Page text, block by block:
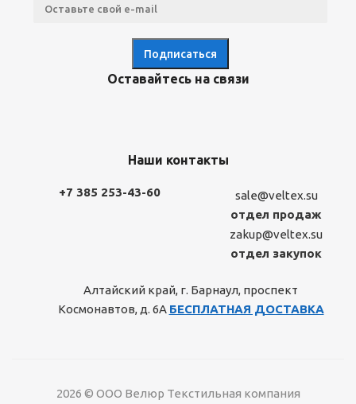
Оставайтесь на связи
Наши контакты
+7 385 253-43-60
sale@veltex.su
отдел продаж
zakup@veltex.su
отдел закупок
Алтайский край, г. Барнаул, проспект
Космонавтов, д. 6А БЕСПЛАТНАЯ ДОСТАВКА
2026 © ООО Велюр Текстильная компания